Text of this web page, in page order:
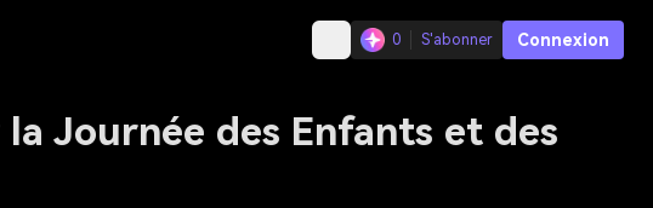
0 S'abonner Connexion
Journée des Enfants et des